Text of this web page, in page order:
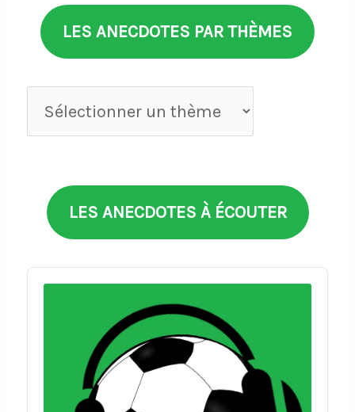
LES ANECDOTES PAR THÈMES
Anecdotes
par
LES ANECDOTES À ÉCOUTER
Audio
Player